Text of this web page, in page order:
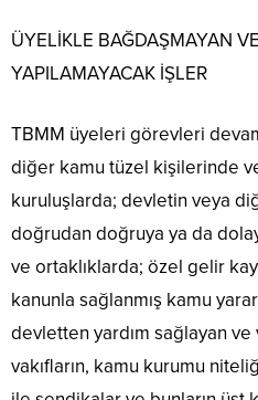
ÜYELİKLE BAĞDAŞMAYAN
YAPILAMAYACAK İŞLER
TBMM üyeleri görevleri
diğer kamu tüzel kişilerinde
kuruluşlarda; devletin veya
doğrudan doğruya ya da
ve ortaklıklarda; özel gelir
kanunla sağlanmış kamu
devletten yardım sağlayan
vakıfların, kamu kurumu